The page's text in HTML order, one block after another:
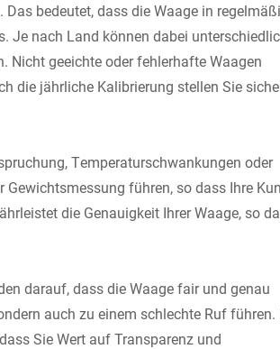
bedeutet, dass die Waage in
Je nach Land können dabei
Nicht geeichte oder fehlerhafte Waagen
die jährliche Kalibrierung stellen Sie
Temperaturschwankungen oder
führen, so dass Ihre
die Genauigkeit Ihrer Waage, so
darauf, dass die Waage fair und genau
auch zu einem schlechte Ruf führen.
Sie Wert auf Transparenz und